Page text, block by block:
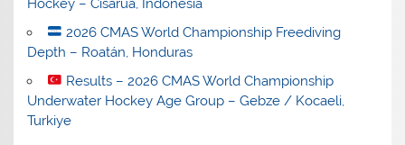
Hockey – Cisarua, Indonesia
2026 CMAS World Championship Freediving
Depth – Roatán, Honduras
Results – 2026 CMAS World Championship
Underwater Hockey Age Group – Gebze / Kocaeli,
Turkiye